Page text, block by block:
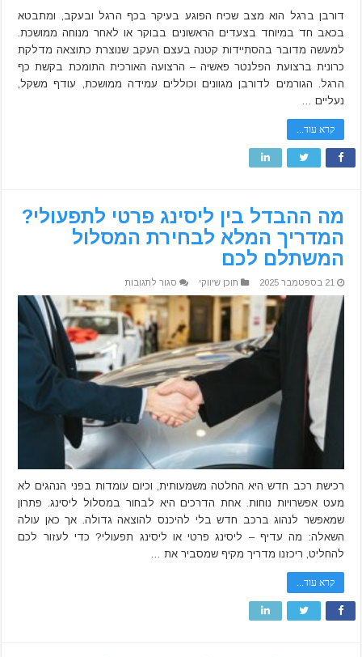
דורבן ברגל הוא מצב שכיח הפוגע בעיקר בכף הרגל ובעקב, ומתבטא
בכאב חד במיוחד בצעדים הראשונים בבוקר או לאחר מנוחה ממושכת.
למעשה מדובר בהסתיידות קטנה בעצם העקב שנוצרת כתוצאה מדלקת
כרונית ברצועת הפלנטר פאשיה – הרצועה האורכית התומכת בקשת כף
הרגל. הגורמים לדורבן מגוונים וכוללים עמידה ממושכת, עודף משקל,
נעליים …
קרא עוד...
מה ההבדל בין ליסינג פרטי לתפעולי?
המדריך המלא לבחירת המסלול
המשתלם לכם
21 בספטמבר 2025 תוכן שיווקי סגור לתגובותעל
ההבדל
בין
ליסינג
פרטי
לתפעולי?
המדריך
המלא
לבחירת
המסלול
המשתלם
רכישת רכב חדש היא החלטה משמעותית, וכיום עומדות בפני הנהגים לא
מעט אפשרויות נוחות. אחת הדרכים היא לבחור במסלול ליסינג. פתרון
שמאפשר לנהוג ברכב חדש בלי להיכנס להוצאה גדולה. אך כאן עולה
השאלה: מה עדיף – ליסינג פרטי או ליסינג תפעולי? כדי לעזור לכם
להחליט, ריכזנו מדריך מקיף שמסביר את …
קרא עוד...